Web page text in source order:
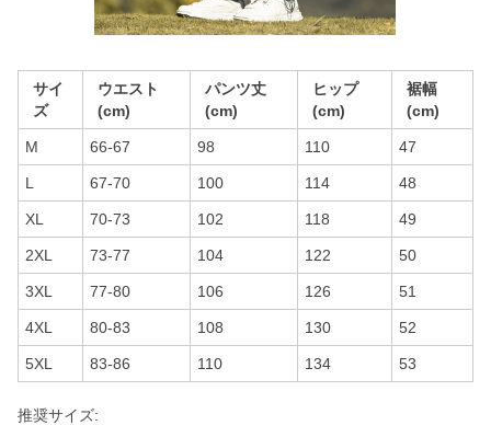
サイ
ズ
ウエスト
(cm)
パンツ丈
(cm)
ヒップ
(cm)
裾幅
(cm)
M 66-67 98 110 47
L 67-70 100 114 48
XL 70-73 102 118 49
2XL 73-77 104 122 50
3XL 77-80 106 126 51
4XL 80-83 108 130 52
5XL 83-86 110 134 53
推奨サイズ: